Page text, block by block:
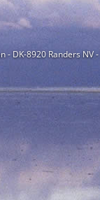
DK-8920 Randers